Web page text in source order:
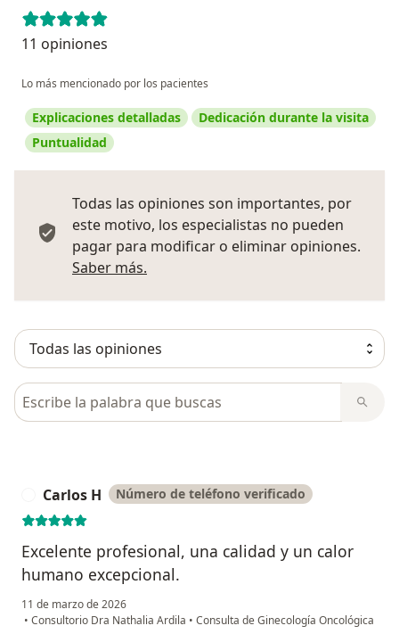
11 opiniones
Lo más mencionado por los pacientes
Explicaciones detalladas
Dedicación durante la visita
Puntualidad
Todas las opiniones son importantes, por
este motivo, los especialistas no pueden
pagar para modificar o eliminar opiniones.
Saber más.
Busca en opiniones
Carlos H Número de teléfono verificado
Excelente profesional, una calidad y un calor
humano excepcional.
11 de marzo de 2026
• Consultorio Dra Nathalia Ardila • Consulta de Ginecología Oncológica